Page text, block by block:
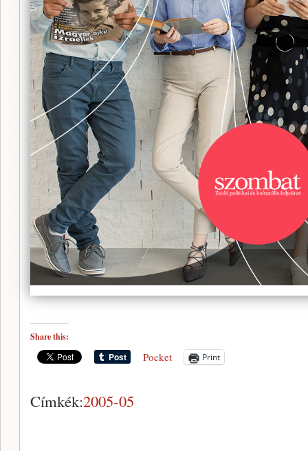
Share this:
Pocket Print
Címkék:2005-05